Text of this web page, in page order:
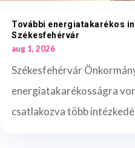
További energiatakarékos
Székesfehérvár
aug 1, 2026
Székesfehérvár
energiatakarékosságra
csatlakozva több